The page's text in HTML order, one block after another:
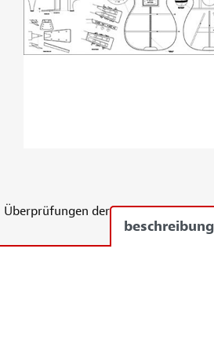
Überprüfungen der